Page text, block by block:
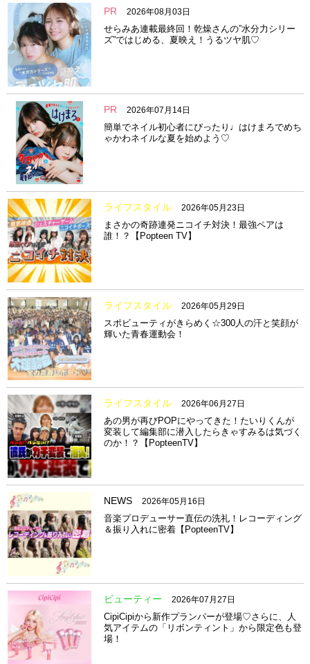
PR 2026年08月03日
せらみあ連載最終回！乾燥さんの”水分力シリー
ズ”ではじめる、夏映え！うるツヤ肌♡
PR 2026年07月14日
簡単でネイル初心者にぴったり♩はけまろでめち
ゃかわネイルな夏を始めよう♡
ライフスタイル 2026年05月23日
まさかの奇跡連発ニコイチ対決！最強ペアは
誰！？【Popteen TV】
ライフスタイル 2026年05月29日
スポビューティがきらめく☆300人の汗と笑顔が
輝いた青春運動会！
ライフスタイル 2026年06月27日
あの男が再びPOPにやってきた！たいりくんが
変装して編集部に潜入したらきゃすみるは気づく
のか！？【PopteenTV】
NEWS 2026年05月16日
音楽プロデューサー直伝の洗礼！レコーディング
＆振り入れに密着【PopteenTV】
ビューティー 2026年07月27日
CipiCipiから新作プランパーが登場♡さらに、人
気アイテムの「リボンティント」から限定色も登
場！